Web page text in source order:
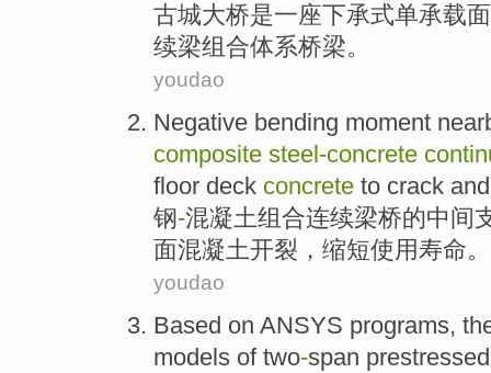
古城大桥是一座下承式单承载面
续梁组合体系桥梁。
youdao
Negative bending moment
composite steel-concrete
floor deck concrete to crack
钢-混凝土组合连续梁桥的中间
面混凝土开裂 ， 缩短使用 寿命。
youdao
Based on ANSYS programs,
models of two-span prestressed